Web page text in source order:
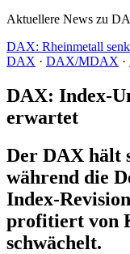
Aktuellere News zu
DAX: Rheinmetall
DAX · DAX/MDAX ·
DAX: Index-
erwartet
Der DAX hält
während die
Index-
profitiert von
schwächelt.